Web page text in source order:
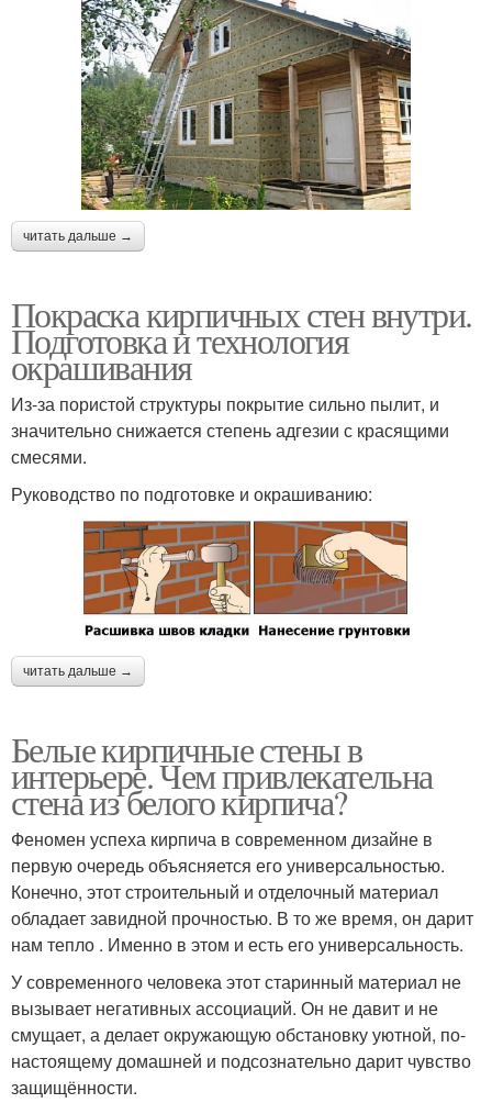
читать дальше →
Покраска кирпичных стен внутри.
Подготовка и технология
окрашивания
Из-за пористой структуры покрытие сильно пылит, и
значительно снижается степень адгезии с красящими
смесями.
Руководство по подготовке и окрашиванию:
читать дальше →
Белые кирпичные стены в
интерьере. Чем привлекательна
стена из белого кирпича?
Феномен успеха кирпича в современном дизайне в
первую очередь объясняется его универсальностью.
Конечно, этот строительный и отделочный материал
обладает завидной прочностью. В то же время, он дарит
нам тепло . Именно в этом и есть его универсальность.
У современного человека этот старинный материал не
вызывает негативных ассоциаций. Он не давит и не
смущает, а делает окружающую обстановку уютной, по-
настоящему домашней и подсознательно дарит чувство
защищённости.